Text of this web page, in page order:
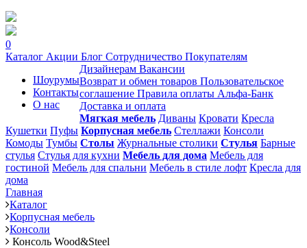
0
Каталог Акции Блог Сотрудничество Покупателям
Шоурумы
Контакты
О нас
Дизайнерам Вакансии
Возврат и обмен товаров Пользовательское
соглашение Правила оплаты Альфа-Банк
Доставка и оплата
Мягкая мебель Диваны Кровати Кресла
Кушетки Пуфы Корпусная мебель Стеллажи Консоли
Комоды Тумбы Столы Журнальные столики Стулья Барные
стулья Стулья для кухни Мебель для дома Мебель для
гостиной Мебель для спальни Мебель в стиле лофт Кресла для
дома
Главная
Каталог
Корпусная мебель
Консоли
Консоль Wood&Steel